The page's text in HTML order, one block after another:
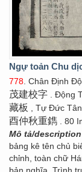
Ngự toản Chu
778 . Chân Định
茂建校字 . Động
藏板
, Tự Đức
酉仲秋重鐫 . 80
Mô tả/description
bảng kê tên chủ
chỉnh, toàn chữ